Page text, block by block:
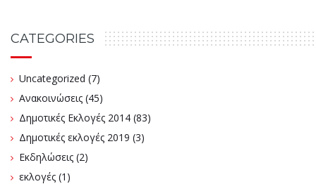
CATEGORIES
Uncategorized (7)
Ανακοινώσεις (45)
Δημοτικές Εκλογές 2014 (83)
Δημοτικές εκλογές 2019 (3)
Εκδηλώσεις (2)
εκλογές (1)